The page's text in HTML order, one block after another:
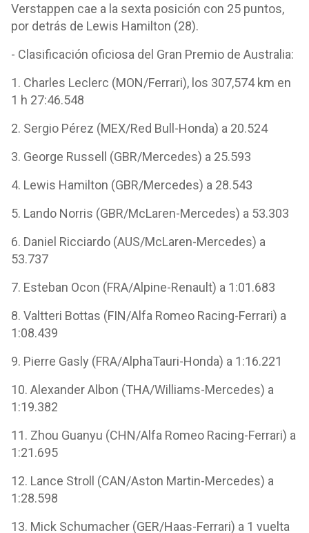
Verstappen cae a la sexta posición con 25 puntos,
por detrás de Lewis Hamilton (28).
- Clasificación oficiosa del Gran Premio de Australia:
1. Charles Leclerc (MON/Ferrari), los 307,574 km en
1 h 27:46.548
2. Sergio Pérez (MEX/Red Bull-Honda) a 20.524
3. George Russell (GBR/Mercedes) a 25.593
4. Lewis Hamilton (GBR/Mercedes) a 28.543
5. Lando Norris (GBR/McLaren-Mercedes) a 53.303
6. Daniel Ricciardo (AUS/McLaren-Mercedes) a
53.737
7. Esteban Ocon (FRA/Alpine-Renault) a 1:01.683
8. Valtteri Bottas (FIN/Alfa Romeo Racing-Ferrari) a
1:08.439
9. Pierre Gasly (FRA/AlphaTauri-Honda) a 1:16.221
10. Alexander Albon (THA/Williams-Mercedes) a
1:19.382
11. Zhou Guanyu (CHN/Alfa Romeo Racing-Ferrari) a
1:21.695
12. Lance Stroll (CAN/Aston Martin-Mercedes) a
1:28.598
13. Mick Schumacher (GER/Haas-Ferrari) a 1 vuelta